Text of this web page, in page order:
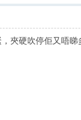
夾硬吹停佢又唔睇